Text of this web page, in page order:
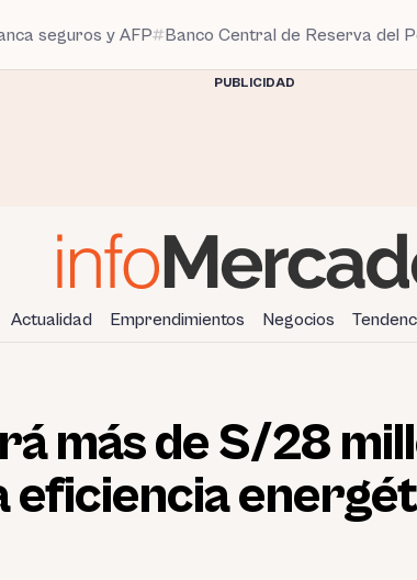
seguros y AFP Banco Central de Reserva del
PUBLICIDAD
Actualidad Emprendimientos Negocios
más de S/28